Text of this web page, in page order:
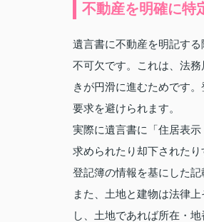
不動産を明確に特
遺言書に不動産を明記す
不可欠です。これは、法
きが円滑に進むためです
要求を避けられます。
実際に遺言書に「住居表
求められたり却下された
登記簿の情報を基にした記
また、土地と建物は法律
し、土地であれば所在・